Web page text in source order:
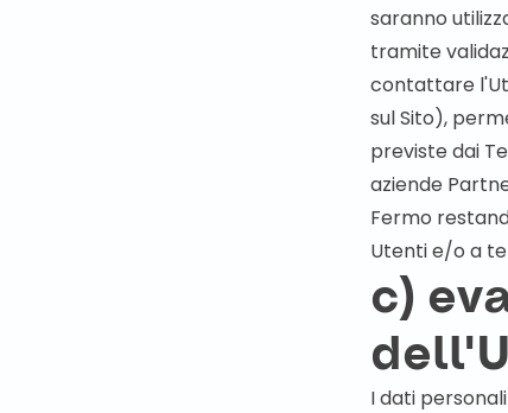
saranno
tramite
contattare
sul Sito),
previste dai
aziende
Fermo
Utenti e/o a
c)
I dati